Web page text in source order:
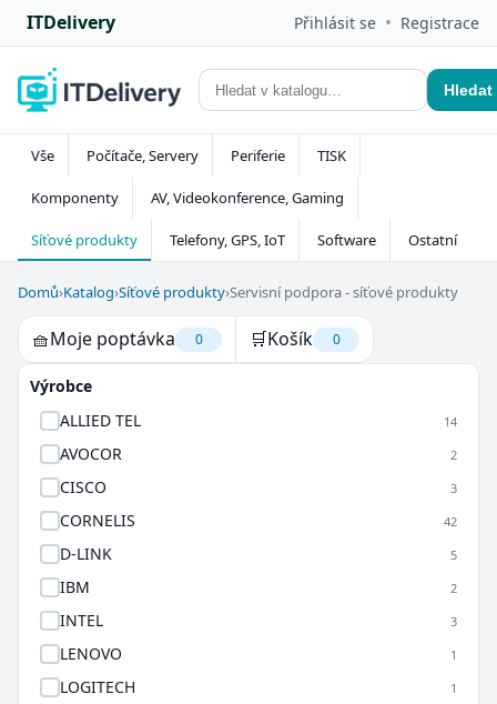
ITDelivery Přihlásit se • Registrace
Hledat
Vše Počítače, Servery Periferie TISK
Komponenty AV, Videokonference, Gaming
Síťové produkty Telefony, GPS, IoT Software Ostatní
Domů›Katalog›Síťové produkty›Servisní podpora - síťové produkty
🧺Moje poptávka 0 🛒Košík 0
Výrobce
ALLIED TEL
14
AVOCOR 2
CISCO 3
CORNELIS 42
D-LINK 5
IBM 2
INTEL 3
LENOVO 1
LOGITECH 1